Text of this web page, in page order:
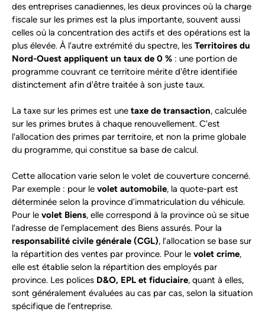
des entreprises canadiennes, les deux provinces où la charge
fiscale sur les primes est la plus importante, souvent aussi
celles où la concentration des actifs et des opérations est la
plus élevée. À l'autre extrémité du spectre, les Territoires du
Nord-Ouest appliquent un taux de 0 % : une portion de
programme couvrant ce territoire mérite d'être identifiée
distinctement afin d'être traitée à son juste taux.
La taxe sur les primes est une taxe de transaction, calculée
sur les primes brutes à chaque renouvellement. C'est
l'allocation des primes par territoire, et non la prime globale
du programme, qui constitue sa base de calcul.
Cette allocation varie selon le volet de couverture concerné.
Par exemple : pour le volet automobile, la quote-part est
déterminée selon la province d’immatriculation du véhicule.
Pour le volet Biens, elle correspond à la province où se situe
l’adresse de l’emplacement des Biens assurés. Pour la
responsabilité civile générale (CGL), l’allocation se base sur
la répartition des ventes par province. Pour le volet crime,
elle est établie selon la répartition des employés par
province. Les polices D&O, EPL et fiduciaire, quant à elles,
sont généralement évaluées au cas par cas, selon la situation
spécifique de l’entreprise.